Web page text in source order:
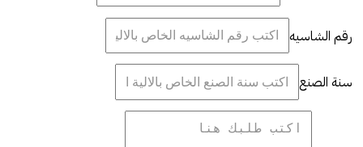
رقم الشاسيه
سنة الصنع